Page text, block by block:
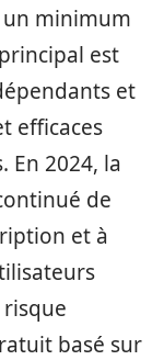
minimum
est
et
efficaces
En 2024, la
de
et à
basé sur